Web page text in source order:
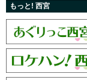
もっと! 西宮